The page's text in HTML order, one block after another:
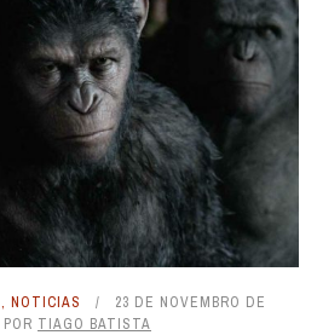
, NOTICIAS
23 DE NOVEMBRO DE
POR TIAGO BATISTA